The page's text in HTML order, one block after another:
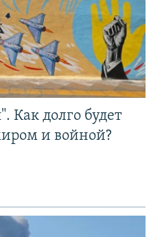
Как долго будет
и войной?